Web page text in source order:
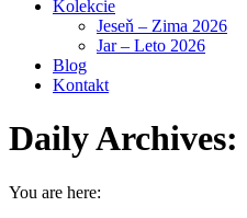
Kolekcie
Jeseň – Zima 2026
Jar – Leto 2026
Blog
Kontakt
Daily Archives:
You are here: